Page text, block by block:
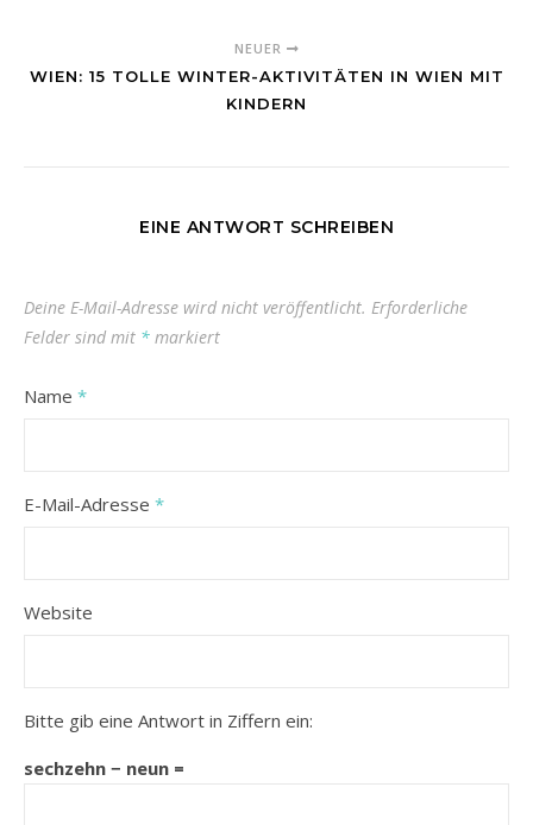
NEUER
WIEN: 15 TOLLE WINTER-AKTIVITÄTEN IN WIEN MIT
KINDERN
EINE ANTWORT SCHREIBEN
Deine E-Mail-Adresse wird nicht veröffentlicht. Erforderliche
Felder sind mit * markiert
Name *
E-Mail-Adresse *
Website
Bitte gib eine Antwort in Ziffern ein:
sechzehn − neun =